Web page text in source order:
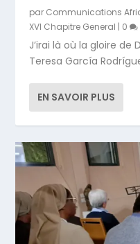
par Communications
XVI Chapitre General | 0
J’irai là où la gloire de
Teresa García
EN SAVOIR PLUS